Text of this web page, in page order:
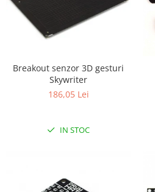
Cabluri
Conectori
Sticker
Componente
Microcontrollere AVR
Breakout senzor 3D gesturi
Skywriter
186,05 Lei
IN STOC